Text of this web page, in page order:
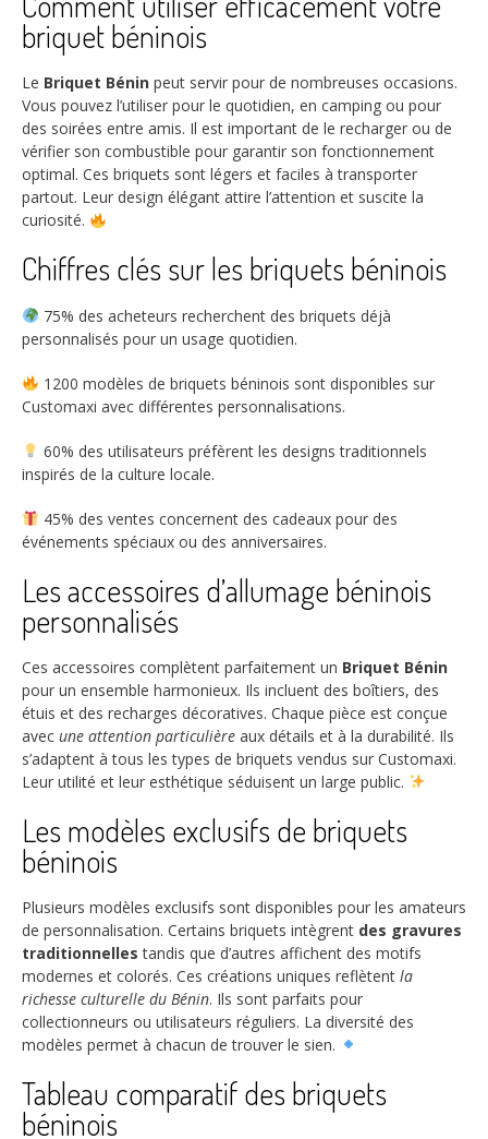
briquet béninois
Le Briquet Bénin peut servir pour de nombreuses occasions.
Vous pouvez l’utiliser pour le quotidien, en camping ou pour
des soirées entre amis. Il est important de le recharger ou de
vérifier son combustible pour garantir son fonctionnement
optimal. Ces briquets sont légers et faciles à transporter
partout. Leur design élégant attire l’attention et suscite la
curiosité.
Chiffres clés sur les briquets béninois
75% des acheteurs recherchent des briquets déjà
personnalisés pour un usage quotidien.
1200 modèles de briquets béninois sont disponibles sur
Customaxi avec différentes personnalisations.
60% des utilisateurs préfèrent les designs traditionnels
inspirés de la culture locale.
45% des ventes concernent des cadeaux pour des
événements spéciaux ou des anniversaires.
Les accessoires d’allumage béninois
personnalisés
Ces accessoires complètent parfaitement un Briquet Bénin
pour un ensemble harmonieux. Ils incluent des boîtiers, des
étuis et des recharges décoratives. Chaque pièce est conçue
avec une attention particulière aux détails et à la durabilité. Ils
s’adaptent à tous les types de briquets vendus sur Customaxi.
Leur utilité et leur esthétique séduisent un large public.
Les modèles exclusifs de briquets
béninois
Plusieurs modèles exclusifs sont disponibles pour les amateurs
de personnalisation. Certains briquets intègrent des gravures
traditionnelles tandis que d’autres affichent des motifs
modernes et colorés. Ces créations uniques reflètent la
richesse culturelle du Bénin. Ils sont parfaits pour
collectionneurs ou utilisateurs réguliers. La diversité des
modèles permet à chacun de trouver le sien.
Tableau comparatif des briquets
béninois